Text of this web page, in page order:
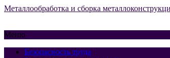
Металлообработка и сборка
Меню
Безопасность труда